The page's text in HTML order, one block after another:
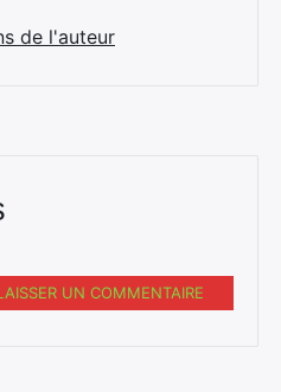
de l'auteur
UN COMMENTAIRE